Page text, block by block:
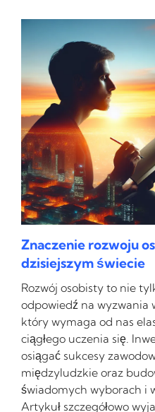
Znaczenie rozwoju
dzisiejszym świecie
Rozwój osobisty to nie
odpowiedź na wyzwania
który wymaga od nas
ciągłego uczenia się.
osiągać sukcesy
międzyludzkie oraz
świadomych wyborach i
Artykuł szczegółowo